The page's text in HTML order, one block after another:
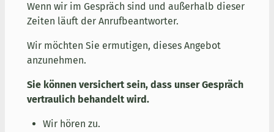
Wenn wir im Gespräch sind und außerhalb dieser
Zeiten läuft der Anrufbeantworter.
Wir möchten Sie ermutigen, dieses Angebot
anzunehmen.
Sie können versichert sein, dass unser Gespräch
vertraulich behandelt wird.
Wir hören zu.